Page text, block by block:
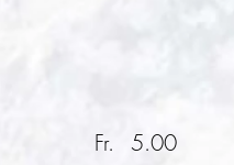
Fr.
5.00